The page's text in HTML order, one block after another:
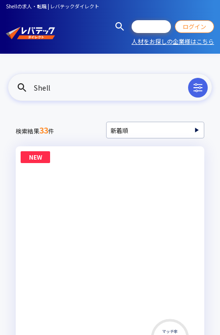
Shellの求人・転職 | レバテックダイレクト
ログイン
人材をお探しの企業様はこちら
Shell
検索結果33件
NEW
マッチ率